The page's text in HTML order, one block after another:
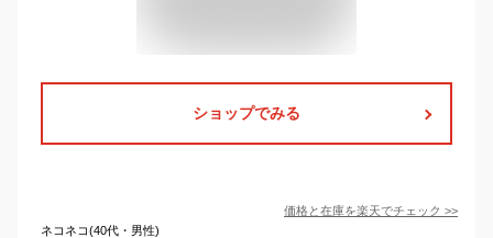
ショップでみる
価格と在庫を楽天でチェック >>
ネコネコ(40代・男性)